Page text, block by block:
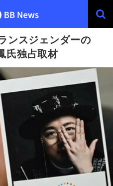
ンスジェンダーの
氏独占取材